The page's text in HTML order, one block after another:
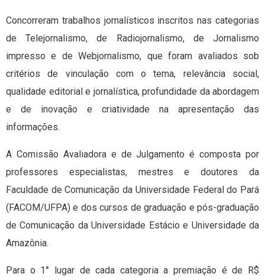
Concorreram trabalhos jornalísticos inscritos nas categorias
de Telejornalismo, de Radiojornalismo, de Jornalismo
impresso e de Webjornalismo, que foram avaliados sob
critérios de vinculação com o tema, relevância social,
qualidade editorial e jornalística, profundidade da abordagem
e de inovação e criatividade na apresentação das
informações.
A Comissão Avaliadora e de Julgamento é composta por
professores especialistas, mestres e doutores da
Faculdade de Comunicação da Universidade Federal do Pará
(FACOM/UFPA) e dos cursos de graduação e pós-graduação
de Comunicação da Universidade Estácio e Universidade da
Amazônia.
Para o 1° lugar de cada categoria a premiação é de R$